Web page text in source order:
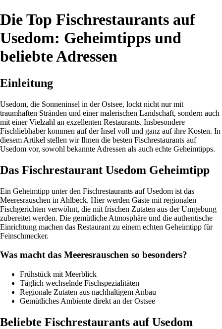
Die Top Fischrestaurants auf
Usedom: Geheimtipps und
beliebte Adressen
Einleitung
Usedom, die Sonneninsel in der Ostsee, lockt nicht nur mit
traumhaften Stränden und einer malerischen Landschaft, sondern auch
mit einer Vielzahl an exzellenten Restaurants. Insbesondere
Fischliebhaber kommen auf der Insel voll und ganz auf ihre Kosten. In
diesem Artikel stellen wir Ihnen die besten Fischrestaurants auf
Usedom vor, sowohl bekannte Adressen als auch echte Geheimtipps.
Das Fischrestaurant Usedom Geheimtipp
Ein Geheimtipp unter den Fischrestaurants auf Usedom ist das
Meeresrauschen in Ahlbeck. Hier werden Gäste mit regionalen
Fischgerichten verwöhnt, die mit frischen Zutaten aus der Umgebung
zubereitet werden. Die gemütliche Atmosphäre und die authentische
Einrichtung machen das Restaurant zu einem echten Geheimtipp für
Feinschmecker.
Was macht das Meeresrauschen so besonders?
Frühstück mit Meerblick
Täglich wechselnde Fischspezialitäten
Regionale Zutaten aus nachhaltigem Anbau
Gemütliches Ambiente direkt an der Ostsee
Beliebte Fischrestaurants auf Usedom